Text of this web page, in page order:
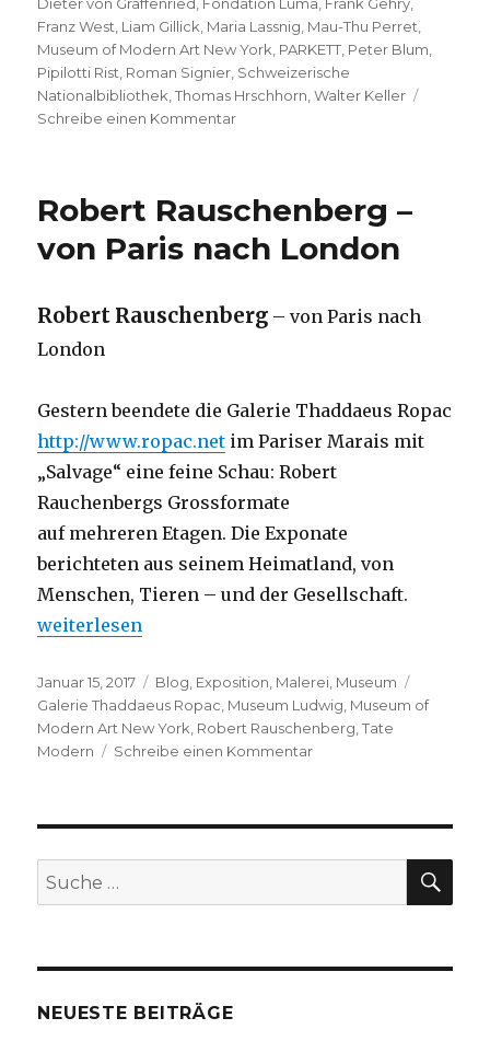
Franz West Liam Gillick Maria Lassnig Mau-Thu Perret
Museum of Modern Art New York PARKETT Peter Blum
Pipilotti Rist Roman Signier Schweizerische
Nationalbibliothek ,Thomas Hrschhorn ,Walter Keller
Schreibe einen Kommentarzu
édition
mais
Robert Rauschenberg –
von Paris nach London
Robert Rauschenberg – von Paris nach
London
Gestern beendete die Galerie Thaddaeus Ropac
http://www.ropac.net im Pariser Marais mit
„Salvage“ eine feine Schau: Robert
Rauchenbergs Grossformate
auf mehreren Etagen. Die Exponate
berichteten aus seinem Heimatland, von
Menschen, Tieren – und der Gesellschaft.
„Robert Rauschenberg – von Paris nach London“
weiterlesen
Veröffentlicht
am
Januar 15, 2017 Kategorien
Blog Exposition Malerei Museum
Galerie Thaddaeus Ropac Museum Ludwig Museum of
Modern Art New York Robert Rauschenberg ,Tate
Modern
Schreibe einen Kommentarzu
Paris
London
Suche
nach:
NEUESTE BEITRÄGE